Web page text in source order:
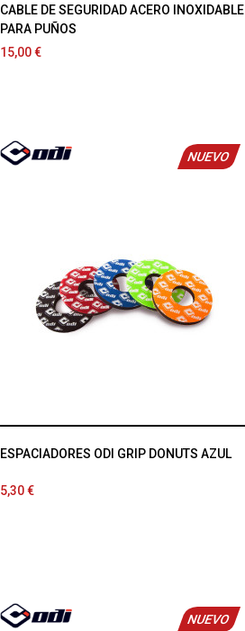
CABLE DE SEGURIDAD ACERO INOXIDABLE
PARA PUÑOS
15,00 €
NUEVO
ESPACIADORES ODI GRIP DONUTS AZUL
5,30 €
NUEVO